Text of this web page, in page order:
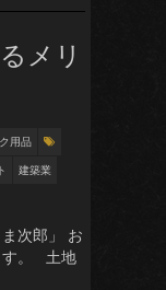
メリ
用品
建築業
次郎」 お
す。 土地